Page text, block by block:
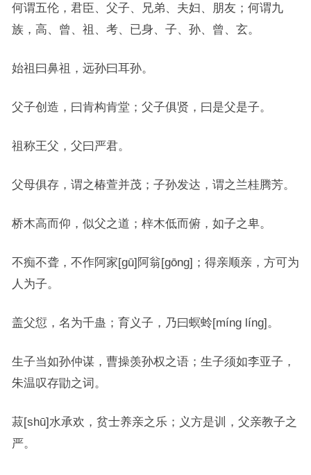
何谓五伦，君臣、父子、兄弟、夫妇、朋友；何谓九
族，高、曾、祖、考、已身、子、孙、曾、玄。
始祖曰鼻祖，远孙曰耳孙。
父子创造，曰肯构肯堂；父子俱贤，曰是父是子。
祖称王父，父曰严君。
父母俱存，谓之椿萱并茂；子孙发达，谓之兰桂腾芳。
桥木高而仰，似父之道；梓木低而俯，如子之卑。
不痴不聋，不作阿家[gū]阿翁[gōng]；得亲顺亲，方可为
人为子。
盖父愆，名为千蛊；育义子，乃曰螟蛉[míng líng]。
生子当如孙仲谋，曹操羡孙权之语；生子须如李亚子，
朱温叹存勖之词。
菽[shū]水承欢，贫士养亲之乐；义方是训，父亲教子之
严。